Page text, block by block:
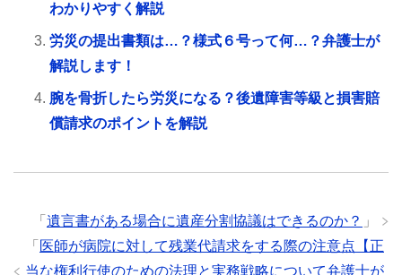
わかりやすく解説
労災の提出書類は…？様式６号って何…？弁護士が
解説します！
腕を骨折したら労災になる？後遺障害等級と損害賠
償請求のポイントを解説
「 遺言書がある場合に遺産分割協議はできるのか？ 」
「 医師が病院に対して残業代請求をする際の注意点【正
当な権利行使のための法理と実務戦略について弁護士が